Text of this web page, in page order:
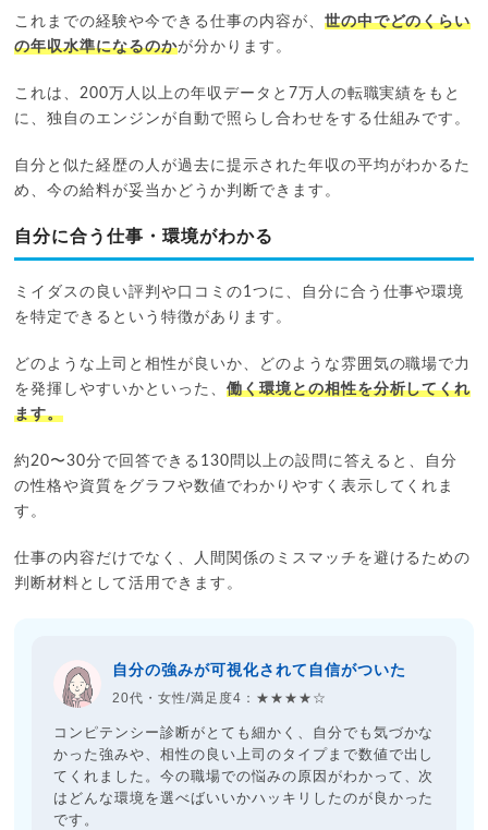
これまでの経験や今できる仕事の内容が、 世の中でどのくらい
の年収水準になるのかが分かります。
これは、200万人以上の年収データと7万人の転職実績をもと
に、独自のエンジンが自動で照らし合わせをする仕組みです。
自分と似た経歴の人が過去に提示された年収の平均がわかるた
め、今の給料が妥当かどうか判断できます。
自分に合う仕事・環境がわかる
ミイダスの良い評判や口コミの1つに、自分に合う仕事や環境
を特定できるという特徴があります。
どのような上司と相性が良いか、どのような雰囲気の職場で力
を発揮しやすいかといった、 働く環境との相性を分析してくれ
ます。
約20〜30分で回答できる130問以上の設問に答えると、自分
の性格や資質をグラフや数値でわかりやすく表示してくれま
す。
仕事の内容だけでなく、人間関係のミスマッチを避けるための
判断材料として活用できます。
自分の強みが可視化されて自信がついた
20代・女性/満足度4：★★★★☆
コンピテンシー診断がとても細かく、自分でも気づかな
かった強みや、相性の良い上司のタイプまで数値で出し
てくれました。今の職場での悩みの原因がわかって、次
はどんな環境を選べばいいかハッキリしたのが良かった
です。